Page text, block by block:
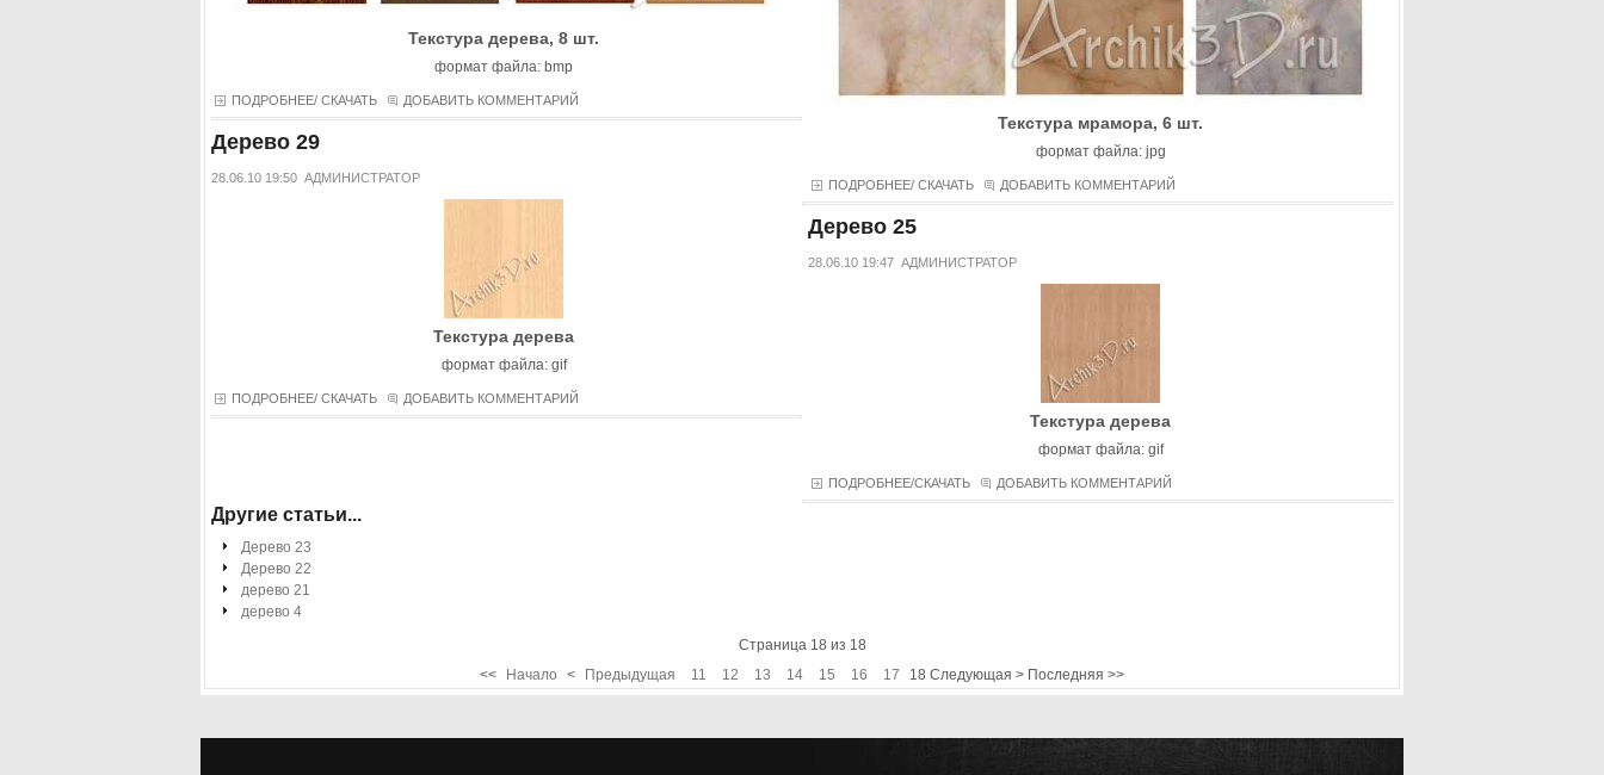
Текстура дерева, 8 шт.
формат файла: bmp
ПОДРОБНЕЕ/ СКАЧАТЬ ДОБАВИТЬ КОММЕНТАРИЙ
Дерево 29
28.06.10 19:50 АДМИНИСТРАТОР
Текстура дерева
формат файла: gif
ПОДРОБНЕЕ/ СКАЧАТЬ ДОБАВИТЬ КОММЕНТАРИЙ
Текстура мрамора, 6 шт.
формат файла: jpg
ПОДРОБНЕЕ/ СКАЧАТЬ ДОБАВИТЬ КОММЕНТАРИЙ
Дерево 25
28.06.10 19:47 АДМИНИСТРАТОР
Текстура дерева
формат файла: gif
ПОДРОБНЕЕ/СКАЧАТЬ ДОБАВИТЬ КОММЕНТАРИЙ
Другие статьи...
Дерево 23
Дерево 22
дерево 21
дерево 4
Страница 18 из 18
<<
Начало < Предыдущая 11 12 13 14 15 16 17 18 Следующая > Последняя >>